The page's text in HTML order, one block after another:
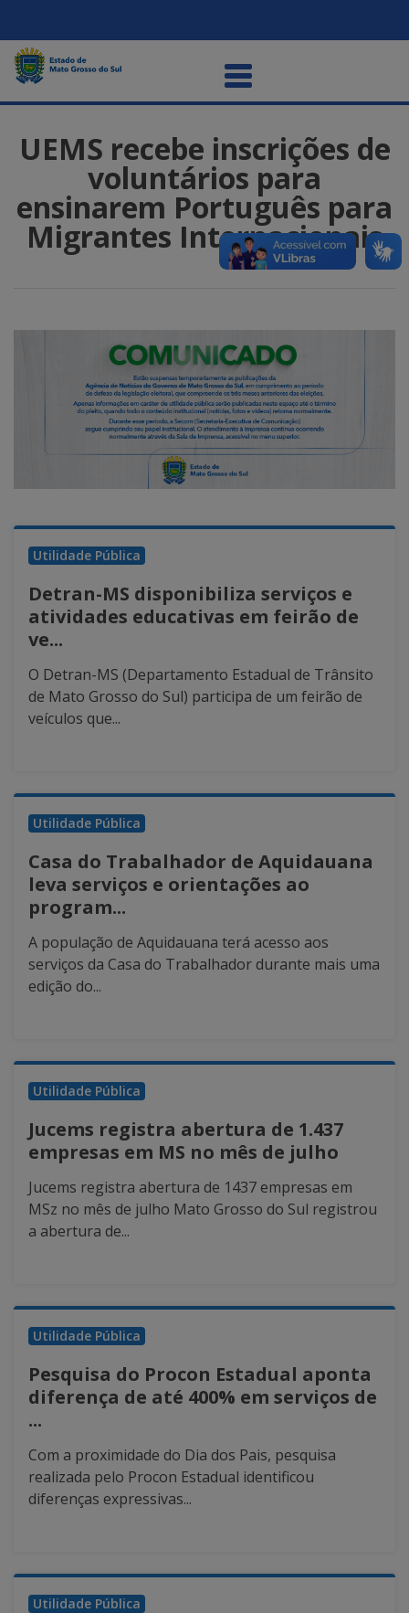
UEMS recebe inscrições de
voluntários para
ensinarem Português para
Migrantes Internacionais
Utilidade Pública
Detran-MS disponibiliza serviços e
atividades educativas em feirão de
ve...
O Detran-MS (Departamento Estadual de Trânsito
de Mato Grosso do Sul) participa de um feirão de
veículos que...
Utilidade Pública
Casa do Trabalhador de Aquidauana
leva serviços e orientações ao
program...
A população de Aquidauana terá acesso aos
serviços da Casa do Trabalhador durante mais uma
edição do...
Utilidade Pública
Jucems registra abertura de 1.437
empresas em MS no mês de julho
Jucems registra abertura de 1437 empresas em
MSz no mês de julho Mato Grosso do Sul registrou
a abertura de...
Utilidade Pública
Pesquisa do Procon Estadual aponta
diferença de até 400% em serviços de
...
Com a proximidade do Dia dos Pais, pesquisa
realizada pelo Procon Estadual identificou
diferenças expressivas...
Utilidade Pública